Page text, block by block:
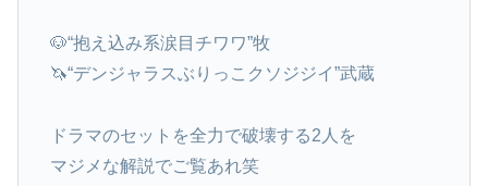
🐶“抱え込み系涙目チワワ”牧
🦄“デンジャラスぶりっこクソジジイ”武蔵
ドラマのセットを全力で破壊する2人を
マジメな解説でご覧あれ笑